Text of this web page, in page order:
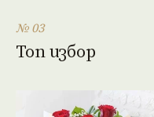
№ 03
Топ избор